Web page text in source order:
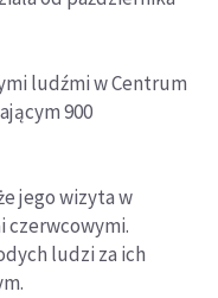
ludźmi w Centrum
900
jego wizyta w
czerwcowymi.
ludzi za ich